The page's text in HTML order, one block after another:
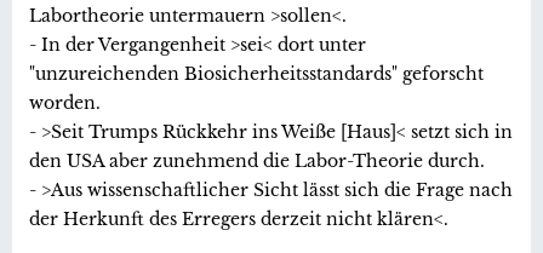
Labortheorie untermauern >sollen<.
- In der Vergangenheit >sei< dort unter
"unzureichenden Biosicherheitsstandards" geforscht
worden.
- >Seit Trumps Rückkehr ins Weiße [Haus]< setzt sich in
den USA aber zunehmend die Labor-Theorie durch.
- >Aus wissenschaftlicher Sicht lässt sich die Frage nach
der Herkunft des Erregers derzeit nicht klären<.